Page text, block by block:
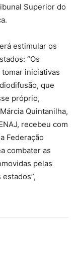
Superior do
estimular os
“Os
iniciativas
que
próprio,
Quintanilha,
recebeu com
Federação
combater as
pelas